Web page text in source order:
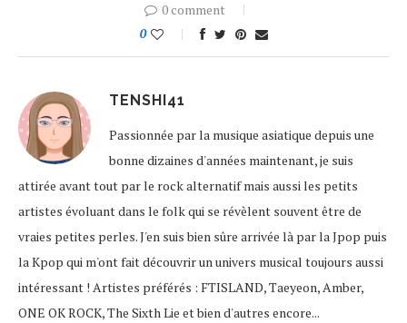
0 comment
0
TENSHI41
Passionnée par la musique asiatique depuis une
bonne dizaines d'années maintenant, je suis
attirée avant tout par le rock alternatif mais aussi les petits
artistes évoluant dans le folk qui se révèlent souvent être de
vraies petites perles. J'en suis bien sûre arrivée là par la Jpop puis
la Kpop qui m'ont fait découvrir un univers musical toujours aussi
intéressant ! Artistes préférés : FTISLAND, Taeyeon, Amber,
ONE OK ROCK, The Sixth Lie et bien d'autres encore...